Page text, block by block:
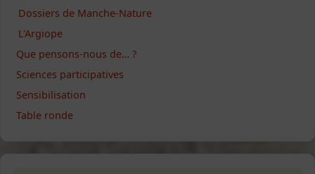
Dossiers de Manche-Nature
L'Argiope
Que pensons-nous de… ?
Sciences participatives
Sensibilisation
Table ronde